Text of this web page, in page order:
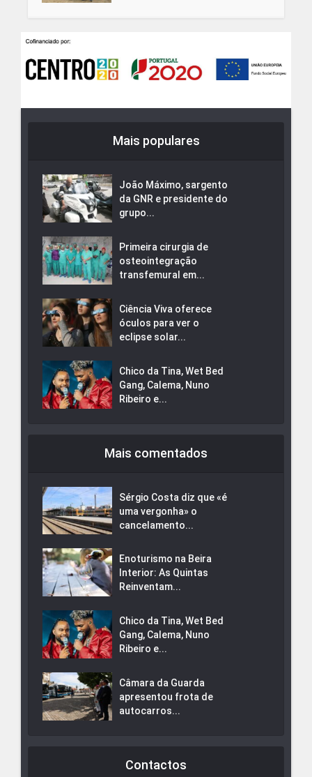
Mais populares
João Máximo, sargento
da GNR e presidente do
grupo...
Primeira cirurgia de
osteointegração
transfemural em...
Ciência Viva oferece
óculos para ver o
eclipse solar...
Chico da Tina, Wet Bed
Gang, Calema, Nuno
Ribeiro e...
Mais comentados
Sérgio Costa diz que «é
uma vergonha» o
cancelamento...
Enoturismo na Beira
Interior: As Quintas
Reinventam...
Chico da Tina, Wet Bed
Gang, Calema, Nuno
Ribeiro e...
Câmara da Guarda
apresentou frota de
autocarros...
Contactos